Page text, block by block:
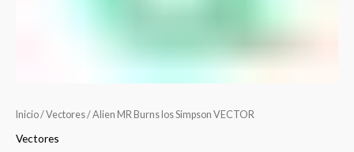
Inicio/Vectores/ Alien MR Burns los Simpson VECTOR
Vectores